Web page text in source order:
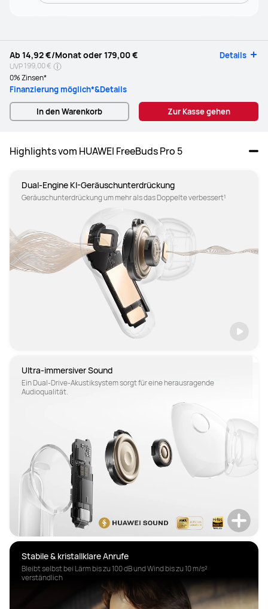
Ab 14,92 €/Monat oder179,00 € Details
UVP199,00 €
0% Zinsen*
Finanzierung möglich*&Details
In den Warenkorb Zur Kasse gehen
Highlights vom HUAWEI FreeBuds Pro 5
Dual-Engine KI-Geräuschunterdrückung
Geräuschunterdrückung um mehr als das Doppelte verbessert¹
Ultra-immersiver Sound
Ein Dual-Drive-Akustiksystem sorgt für eine herausragende
Audioqualität.
Stabile & kristallklare Anrufe
Bleibt selbst bei Lärm bis zu 100 dB und Wind bis zu 10 m/s²
verständlich